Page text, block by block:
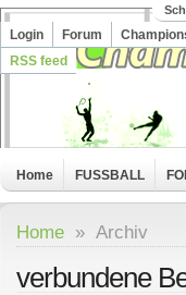
Login Forum
RSS feed
Home FUSSBALL
Home » Archiv
verbundene